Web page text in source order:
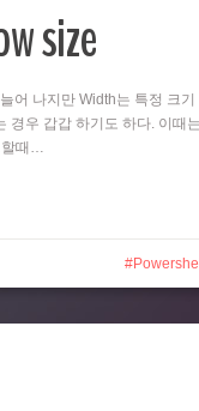
size
어 나지만 Width는 특정 크기
경우 갑갑 하기도 하다. 이때는
때…